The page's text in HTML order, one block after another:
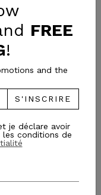
FREE
!
and the
S'INSCRIRE
je déclare avoir
conditions de